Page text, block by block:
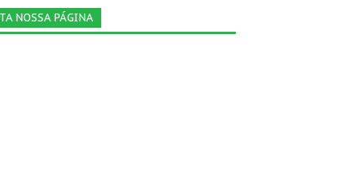
NOSSA PÁGINA